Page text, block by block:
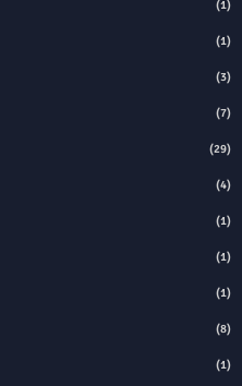
(1)
(1)
(3)
(7)
(29)
(4)
(1)
(1)
(1)
(8)
(1)